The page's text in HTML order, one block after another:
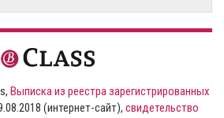
Выписка из реестра зарегистрированных
(интернет-сайт), свидетельство